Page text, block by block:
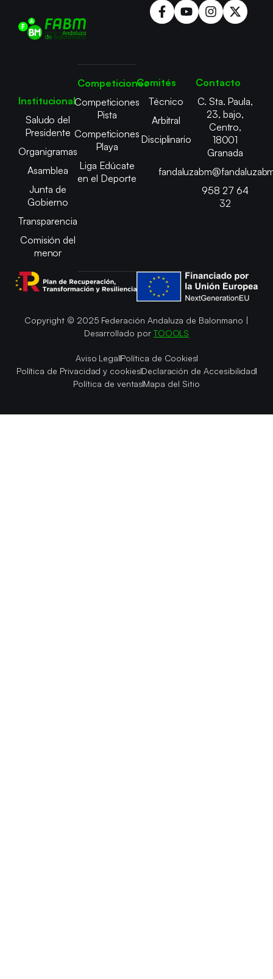
Institucional
Saludo del
Presidente
Organigramas
Asamblea
Junta de
Gobierno
Transparencia
Comisión del
menor
Competiciones
Competiciones
Pista
Competiciones
Playa
Liga Edúcate
en el Deporte
Comités
Técnico
Arbitral
Disciplinario
Contacto
C. Sta. Paula,
23, bajo,
Centro,
18001
Granada
958 27 64
32
Copyright © 2025 Federación Andaluza de Balonmano |
Desarrollado por TOOOLS
Aviso LegalPolítica de Cookies
Política de Privacidad y cookiesDeclaración de Accesibilidad
Política de ventasMapa del Sitio